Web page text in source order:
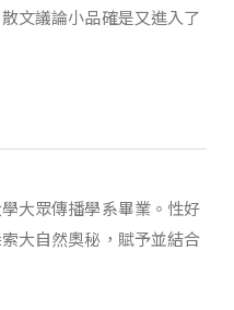
文議論小品確是又進入了
大眾傳播學系畢業。性好
大自然奧秘，賦予並結合